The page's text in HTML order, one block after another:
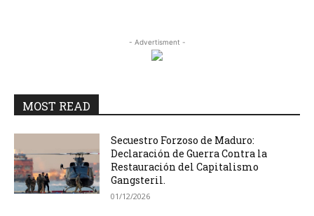
- Advertisment -
MOST READ
Secuestro Forzoso de Maduro:
Declaración de Guerra Contra la
Restauración del Capitalismo
Gangsteril.
01/12/2026